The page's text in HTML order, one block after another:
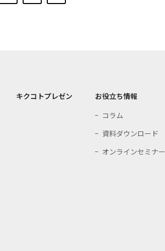
キクコトプレゼン
お役立ち情報
コラム
資料ダウンロード
オンラインセミナー